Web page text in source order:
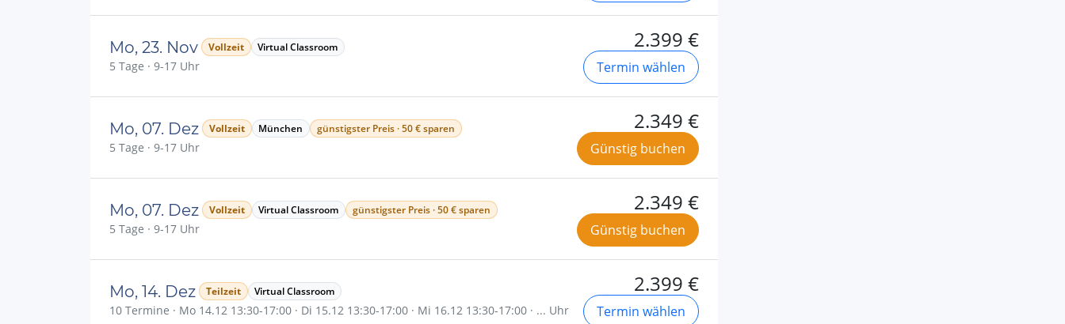
Mo, 23. Nov Vollzeit Virtual Classroom
5 Tage · 9-17 Uhr
2.399 €
Termin wählen
Mo, 07. Dez Vollzeit München günstigster Preis · 50 € sparen
5 Tage · 9-17 Uhr
2.349 €
Günstig buchen
Mo, 07. Dez Vollzeit Virtual Classroom günstigster Preis · 50 € sparen
5 Tage · 9-17 Uhr
2.349 €
Günstig buchen
Mo, 14. Dez Teilzeit Virtual Classroom
10 Termine · Mo 14.12 13:30-17:00 · Di 15.12 13:30-17:00 · Mi 16.12 13:30-17:00 · ... Uhr
2.399 €
Termin wählen